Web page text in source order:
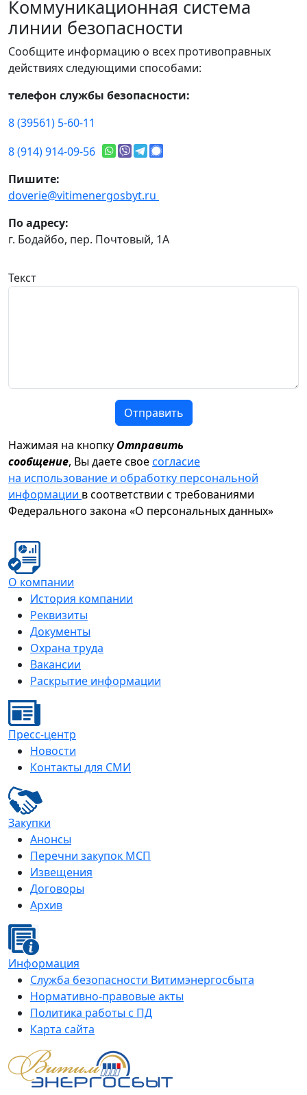
Коммуникационная система
линии безопасности
Сообщите информацию о всех противоправных
действиях следующими способами:
телефон службы безопасности:
8 (39561) 5-60-11
8 (914) 914-09-56
Пишите:
doverie@vitimenergosbyt.ru
По адресу:
г. Бодайбо, пер. Почтовый, 1А
Текст
Отправить
Нажимая на кнопку Отправить
сообщение, Вы даете своесогласие
на использование и обработку персональной
информации в соответствии с требованиями
Федерального закона «О персональных данных»
О компании
История компании
Реквизиты
Документы
Охрана труда
Вакансии
Раскрытие информации
Пресс-центр
Новости
Контакты для СМИ
Закупки
Анонсы
Перечни закупок МСП
Извещения
Договоры
Архив
Информация
Служба безопасности Витимэнергосбыта
Нормативно-правовые акты
Политика работы с ПД
Карта сайта